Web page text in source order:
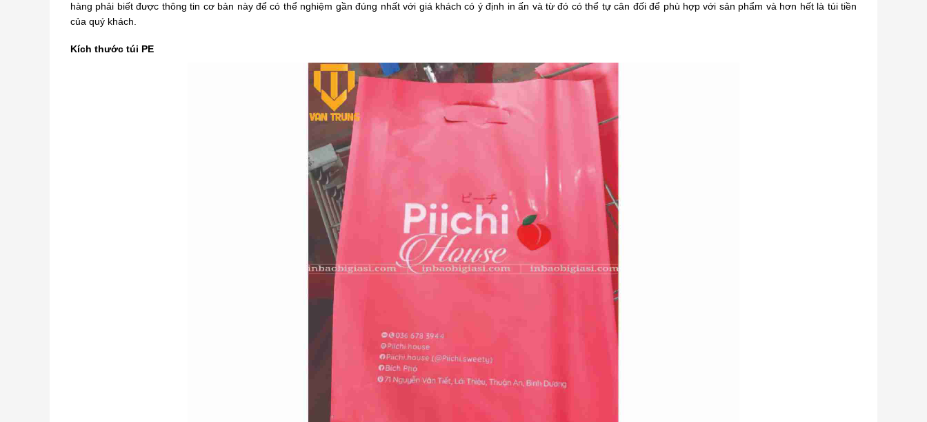
hàng phải biết được thông tin cơ bản này để có thể nghiệm gần đúng nhất với giá khách có ý định in ấn và từ đó có thể tự cân đối để phù hợp với sản phẩm và hơn hết là túi tiền
của quý khách.
Kích thước túi PE